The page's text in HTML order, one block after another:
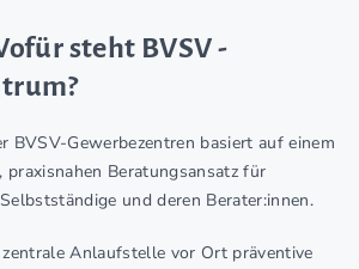
steht BVSV -
BVSV-Gewerbezentren basiert auf einem
Beratungsansatz für
und deren Berater:innen.
Anlaufstelle vor Ort präventive